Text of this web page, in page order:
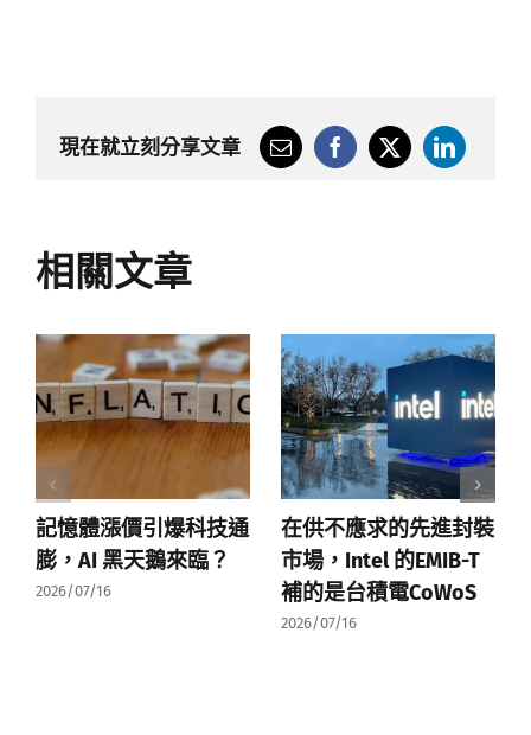
現在就立刻分享文章
相關文章
記憶體漲價引爆科技通
膨，AI 黑天鵝來臨？
2026/07/16
在供不應求的先進封裝
市場，Intel 的EMIB-T
補的是台積電CoWoS
2026/07/16